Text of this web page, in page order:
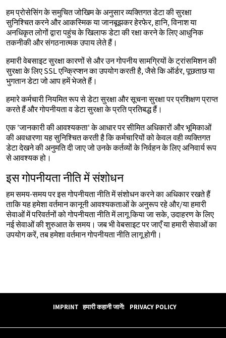
हम प्रोसेसिंग के समुचित जोखिम के अनुसार व्यक्तिगत डेटा की सुरक्षा
सुनिश्चित करने और आकस्मिक या जानबूझकर हेरफेर, हानि, विनाश या
अनधिकृत लोगों द्वारा पहुंच के खिलाफ डेटा की रक्षा करने के लिए आधुनिक
तकनीकी और संगठनात्मक उपाय लेते हैं।
हमारी वेबसाइट सुरक्षा कारणों से और उन गोपनीय सामग्रियों के ट्रांसमिशन की
सुरक्षा के लिए SSL एन्क्रिप्शन का उपयोग करती है, जैसे कि ऑर्डर, पूछताछ या
भुगतान डेटा जो आप हमें भेजते हैं।
हमारे कर्मचारी नियमित रूप से डेटा सुरक्षा और सूचना सुरक्षा पर प्रशिक्षण प्राप्त
करते हैं और गोपनीयता व डेटा सुरक्षा के प्रति प्रतिबद्ध हैं।
एक 'जानकारी की आवश्यकता' के आधार पर सीमित अधिकारों और भूमिकाओं
की अवधारणा यह सुनिश्चित करती है कि कर्मचारियों को केवल वही व्यक्तिगत
डेटा देखने की अनुमति दी जाए जो उनके कर्तव्यों के निर्वहन के लिए अनिवार्य रूप
से आवश्यक हो।
इस गोपनीयता नीति में संशोधन
हम समय-समय पर इस गोपनीयता नीति में संशोधन करने का अधिकार रखते हैं
ताकि यह हमेशा वर्तमान कानूनी आवश्यकताओं के अनुरूप रहे और/या हमारी
सेवाओं में परिवर्तनों को गोपनीयता नीति में लागू किया जा सके, उदाहरण के लिए
नई सेवाओं की शुरुआत के समय। जब भी वेबसाइट पर जाएँ या हमारी सेवाओं का
उपयोग करें, तब हमेशा वर्तमान गोपनीयता नीति लागू होगी।
IMPRINT हमारी कहानी जानें! PRIVACY POLICY